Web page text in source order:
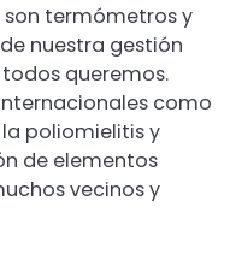
son termómetros y
nuestra gestión
queremos.
como
poliomielitis y
de elementos
vecinos y